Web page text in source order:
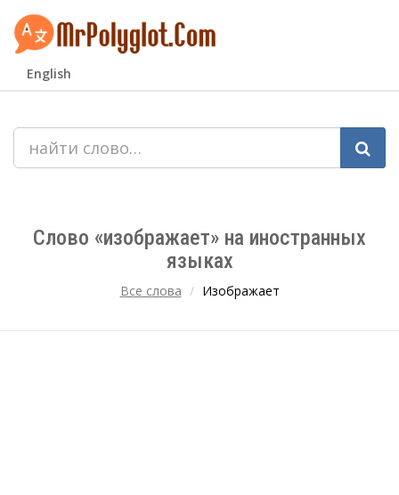
English
Слово «изображает» на иностранных
языках
Все слова Изображает